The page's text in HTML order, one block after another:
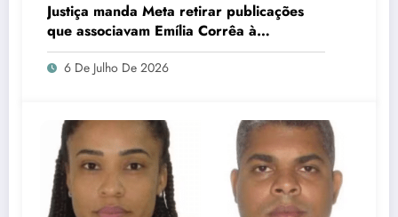
Justiça manda Meta retirar publicações
que associavam Emília Corrêa à
corrupção e identificar responsáveis
6 De Julho De 2026